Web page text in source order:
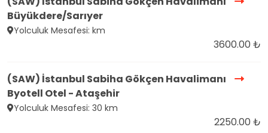
Büyükdere/Sarıyer
Yolculuk Mesafesi: km
3600.00 ₺
(SAW) İstanbul Sabiha Gökçen Havalimanı
Byotell Otel - Ataşehir
Yolculuk Mesafesi: 30 km
2250.00 ₺